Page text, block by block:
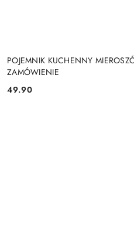
POJEMNIK KUCHENNY
ZAMÓWIENIE
Cena:
49.90